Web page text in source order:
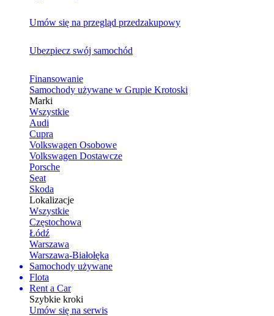
Umów się na przegląd przedzakupowy
Ubezpiecz swój samochód
Finansowanie
Samochody używane w Grupie Krotoski
Marki
Wszystkie
Audi
Cupra
Volkswagen Osobowe
Volkswagen Dostawcze
Porsche
Seat
Skoda
Lokalizacje
Wszystkie
Częstochowa
Łódź
Warszawa
Warszawa-Białołęka
Samochody używane
Flota
Rent a Car
Szybkie kroki
Umów się na serwis